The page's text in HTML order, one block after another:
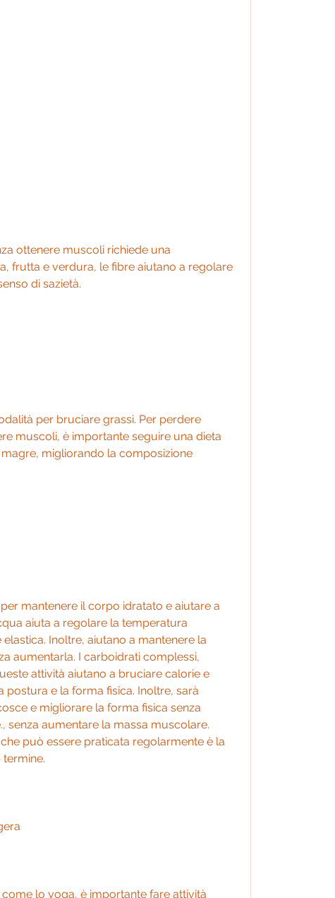
frutta e verdura, le fibre aiutano a regolare
di sazietà.
per bruciare grassi. Per perdere
muscoli, è importante seguire una dieta
migliorando la composizione
mantenere il corpo idratato e aiutare a
aiuta a regolare la temperatura
Inoltre, aiutano a mantenere la
aumentarla. I carboidrati complessi,
attività aiutano a bruciare calorie e
postura e la forma fisica. Inoltre, sarà
e migliorare la forma fisica senza
senza aumentare la massa muscolare.
può essere praticata regolarmente è la
lo yoga, è importante fare attività